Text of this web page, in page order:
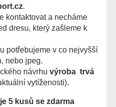
.
kontaktovat a necháme
dresu, který zašleme k
potřebujeme v co nejvyšší
nebo jpeg.
návrhu výroba trvá
vytíženosti).
5 kusů se zdarma